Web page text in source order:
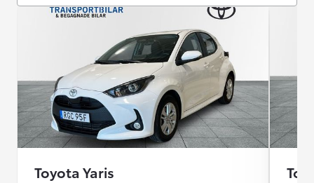
Toyota Yaris